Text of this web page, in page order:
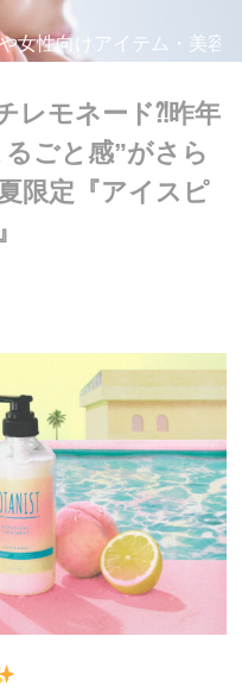
女性向けアイテム・美容
レモネード⁈昨年
ごと感”がさら
限定『アイスピ